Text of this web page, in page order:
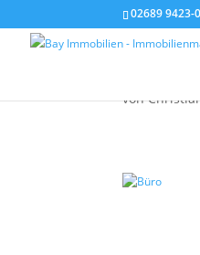
02689 9423-0
von